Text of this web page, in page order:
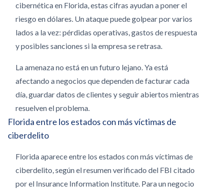
cibernética en Florida, estas cifras ayudan a poner el
riesgo en dólares. Un ataque puede golpear por varios
lados a la vez: pérdidas operativas, gastos de respuesta
y posibles sanciones si la empresa se retrasa.
La amenaza no está en un futuro lejano. Ya está
afectando a negocios que dependen de facturar cada
día, guardar datos de clientes y seguir abiertos mientras
resuelven el problema.
Florida entre los estados con más víctimas de
ciberdelito
Florida aparece entre los estados con más víctimas de
ciberdelito, según el resumen verificado del FBI citado
por el Insurance Information Institute. Para un negocio